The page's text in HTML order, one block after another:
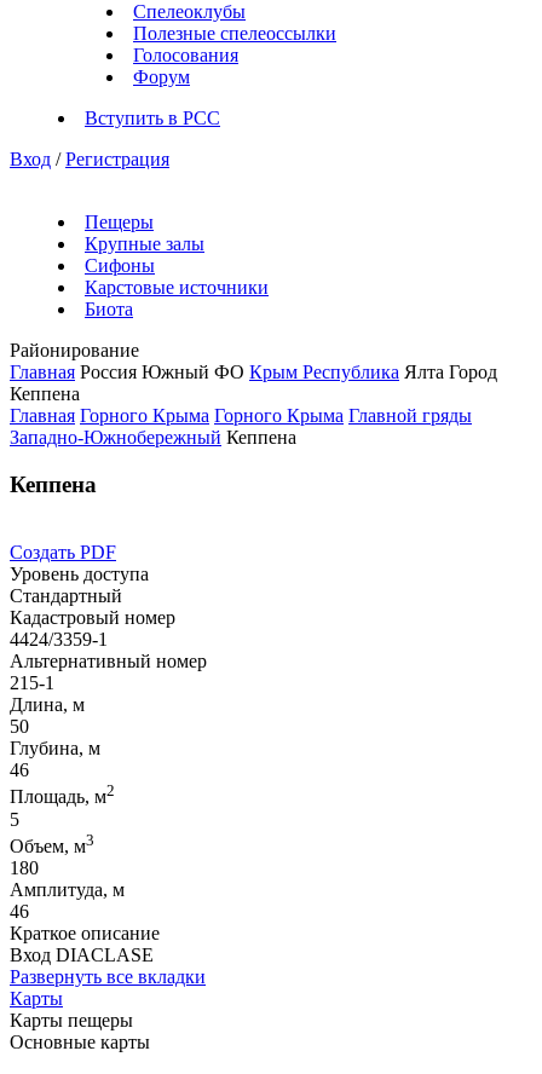
Спелеоклубы
Полезные спелеоссылки
Голосования
Форум
Вступить в РСС
Вход / Регистрация
Пещеры
Крупные залы
Сифоны
Карстовые источники
Биота
Районирование
Главная Россия Южный ФО Крым Республика Ялта Город
Кеппена
Главная Горного Крыма Горного Крыма Главной гряды
Западно-Южнобережный Кеппена
Кеппена
Создать PDF
Уровень доступа
Стандартный
Кадастровый номер
4424/3359-1
Альтернативный номер
215-1
Длина, м
50
Глубина, м
46
Площадь, м2
5
Объем, м3
180
Амплитуда, м
46
Краткое описание
Вход DIACLASE
Развернуть все вкладки
Карты
Карты пещеры
Основные карты